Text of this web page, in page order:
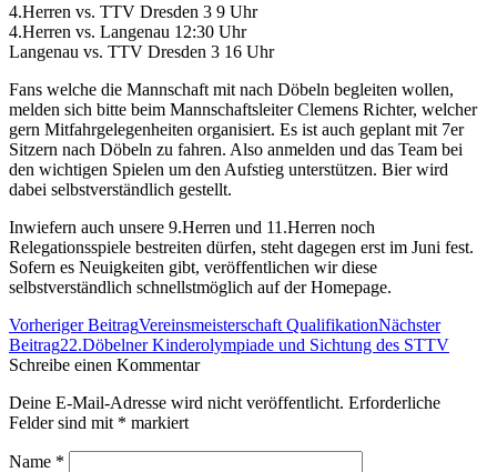
4.Herren vs. TTV Dresden 3 9 Uhr
4.Herren vs. Langenau 12:30 Uhr
Langenau vs. TTV Dresden 3 16 Uhr
Fans welche die Mannschaft mit nach Döbeln begleiten wollen,
melden sich bitte beim Mannschaftsleiter Clemens Richter, welcher
gern Mitfahrgelegenheiten organisiert. Es ist auch geplant mit 7er
Sitzern nach Döbeln zu fahren. Also anmelden und das Team bei
den wichtigen Spielen um den Aufstieg unterstützen. Bier wird
dabei selbstverständlich gestellt.
Inwiefern auch unsere 9.Herren und 11.Herren noch
Relegationsspiele bestreiten dürfen, steht dagegen erst im Juni fest.
Sofern es Neuigkeiten gibt, veröffentlichen wir diese
selbstverständlich schnellstmöglich auf der Homepage.
Beitrags-
Navigation
Vorheriger BeitragVereinsmeisterschaft QualifikationNächster
Beitrag22.Döbelner Kinderolympiade und Sichtung des STTV
Schreibe einen Kommentar
Deine E-Mail-Adresse wird nicht veröffentlicht. Erforderliche
Felder sind mit * markiert
Name *